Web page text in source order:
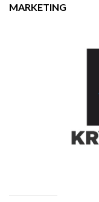
MARKETING